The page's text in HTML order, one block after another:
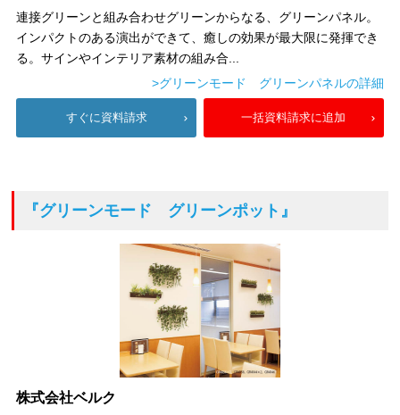
連接グリーンと組み合わせグリーンからなる、グリーンパネル。
インパクトのある演出ができて、癒しの効果が最大限に発揮でき
る。サインやインテリア素材の組み合...
>グリーンモード グリーンパネルの詳細
すぐに資料請求 一括資料請求に追加
『グリーンモード グリーンポット』
株式会社ベルク